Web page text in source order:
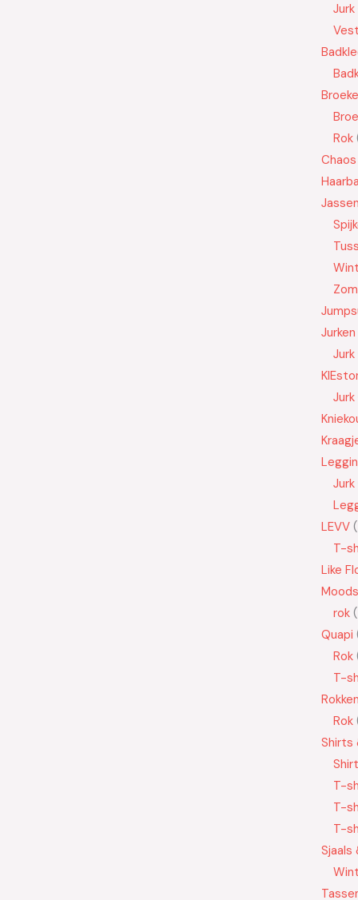
Jurk
Vest
Rok
Jassen
Jurken
Jurk
Jurk
Jurk
LEVV
T-
Like
rok
Quapi
Rok
T-
Rokken
Rok
Shirts
Shirt
T-
T-
T-
Sjaals